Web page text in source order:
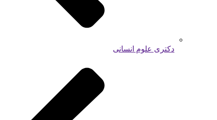
دکتری علوم انسانی